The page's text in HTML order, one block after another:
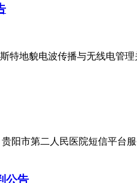
特地貌电波传播与无线电管
阳市第二人民医院短信平台
公告